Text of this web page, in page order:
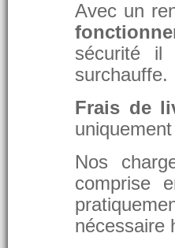
Avec un
sécurité il
surchauffe.
Frais de
Nos
comprise
nécessaire